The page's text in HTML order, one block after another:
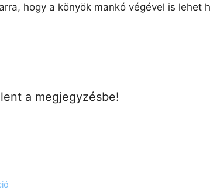
hogy a könyök mankó végével is lehet
a megjegyzésbe!